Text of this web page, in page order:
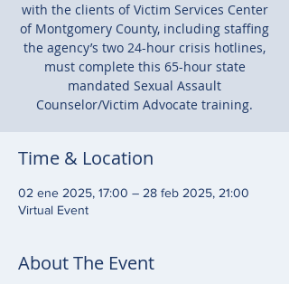
with the clients of Victim Services Center
of Montgomery County, including staffing
the agency’s two 24-hour crisis hotlines,
must complete this 65-hour state
mandated Sexual Assault
Counselor/Victim Advocate training.
Time & Location
02 ene 2025, 17:00 – 28 feb 2025, 21:00
Virtual Event
About The Event